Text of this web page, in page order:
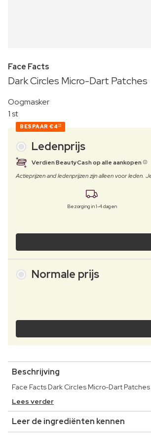
Face Facts
Dark Circles Micro-Dart Patches
Oogmasker
1 st
BESPAAR €4 10
Ledenprijs
Verdien BeautyCash op alle aankopen
Actieprijzen and ledenprijzen zijn alleen voor leden.
Bezorging in 1-4 dagen
Normale prijs
Beschrijving
Face Facts Dark Circles Micro-Dart
Lees verder
Leer de ingrediënten kennen